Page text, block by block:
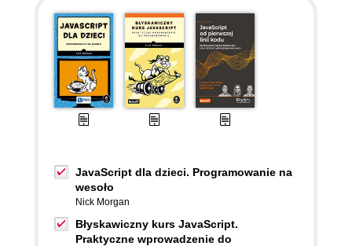
JavaScript dla dzieci. Programowanie na
wesoło
Nick Morgan
Błyskawiczny kurs JavaScript.
Praktyczne wprowadzenie do